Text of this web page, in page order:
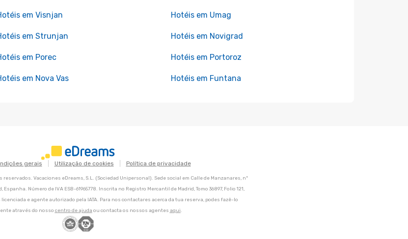
em Visnjan Hotéis em Umag
em Strunjan Hotéis em Novigrad
em Porec Hotéis em Portoroz
em Nova Vas Hotéis em Funtana
gerais Utilização de cookies Política de privacidade
reservados. Vacaciones eDreams, S.L. (Sociedad Unipersonal). Sede social em Calle de Manzanares, nº
Espanha. Número de IVA ESB-61965778. Inscrita no Registro Mercantil de Madrid, Tomo 36897, Folio 121,
licenciada e agente autorizado pela IATA. Para nos contactares acerca da tua reserva, podes fazê-lo
através do nosso centro de ajuda ou contacta os nossos agentes aqui.